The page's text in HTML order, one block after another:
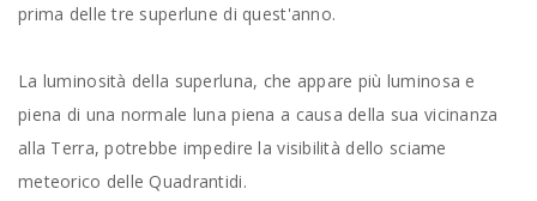
prima delle tre superlune di quest'anno.
La luminosità della superluna, che appare più luminosa e
piena di una normale luna piena a causa della sua vicinanza
alla Terra, potrebbe impedire la visibilità dello sciame
meteorico delle Quadrantidi.